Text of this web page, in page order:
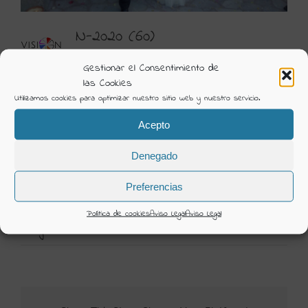
Gestionar el Consentimiento de
las Cookies
Utilizamos cookies para optimizar nuestro sitio web y nuestro servicio.
Acepto
Denegado
Preferencias
Política de cookiesAviso LegalAviso Legal
N-2020 (60)
Nuestras Novias
Categorías:
Nuestras Novias
DETAILS
Uploaded 25 Junio 2021
25 junio 2021